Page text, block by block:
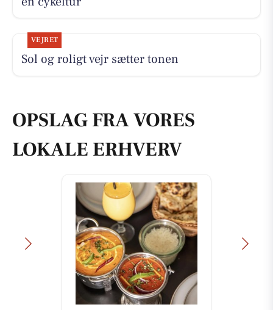
VEJRET
Sol og roligt vejr sætter tonen
OPSLAG FRA VORES
LOKALE ERHVERV